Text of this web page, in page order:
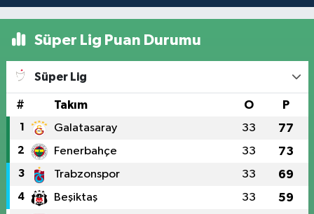
Süper Lig Puan Durumu
Süper Lig
# Takım O P
1 Galatasaray 33 77
2 Fenerbahçe 33 73
3 Trabzonspor 33 69
4 Beşiktaş 33 59